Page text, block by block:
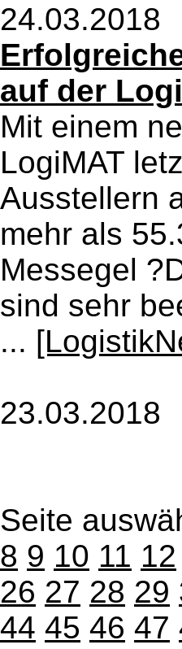
24.03.2018
auf der
Mit einem
LogiMAT
Ausstellern
mehr als
Messegel
sind sehr
...
23.03.2018
Seite
8 9 10 11 12
26 27 28 29
44 45 46 47